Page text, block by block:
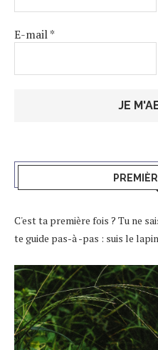
E-mail*
C'est ta première fois ? Tu ne
te guide pas-à -pas : suis le